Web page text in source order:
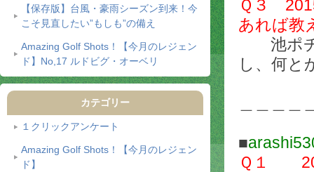
【保存版】台風・豪雨シーズン到来！今
こそ見直したい”もしも”の備え
Amazing Golf Shots！【今月のレジェン
ド】No,17 ルドビグ・オーベリ
カテゴリー
１クリックアンケート
Amazing Golf Shots！【今月のレジェン
ド】
Ｑ３
あれば教
池ポチ
し、何と
■
Ｑ１